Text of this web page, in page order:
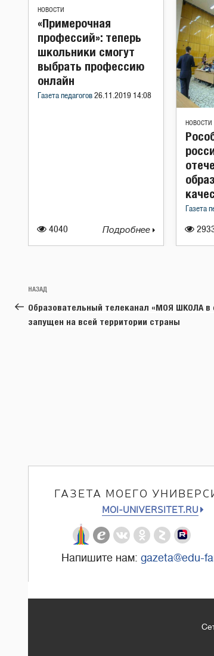
НОВОСТИ
4040
«Примерочная
профессий»: теперь
школьники смогут
выбрать профессию
онлайн
Газета педагогов 26.11.2019 14:08
Подробнее
НОВОСТИ
Газета
Навигация
по
записям
Предыдущая
запись:
НАЗАД
Образовательный телеканал «МОЯ ШКОЛА в
запущен на всей территории страны
ГАЗЕТА МОЕГО
MOI-UNIVERSITET.RU
Напишите нам: gazeta@edu-